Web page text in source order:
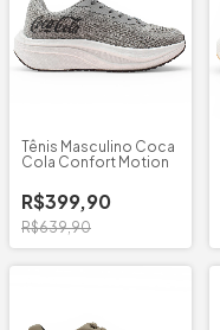
Tênis Masculino Coca
Cola Confort Motion
R$399,90
R$639,90